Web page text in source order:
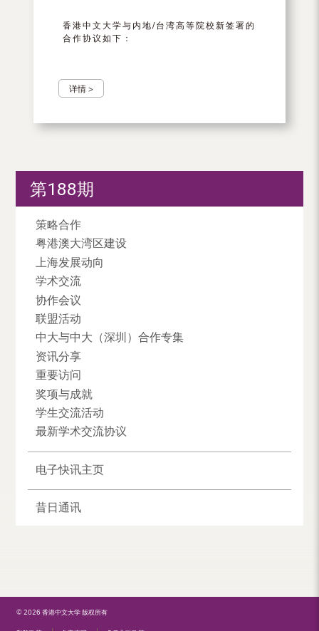
香港中文大学与内地/台湾高等院校新签署的
合作协议如下：
详情 >
第188期
策略合作
粤港澳大湾区建设
上海发展动向
学术交流
协作会议
联盟活动
中大与中大（深圳）合作专集
资讯分享
重要访问
奖项与成就
学生交流活动
最新学术交流协议
电子快讯主页
昔日通讯
© 2026 香港中文大学 版权所有